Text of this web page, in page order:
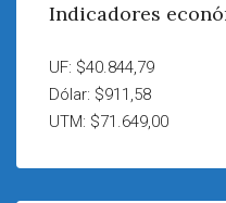
Indicadores
UF: $40.844,79
Dólar: $911,58
UTM: $71.649,00